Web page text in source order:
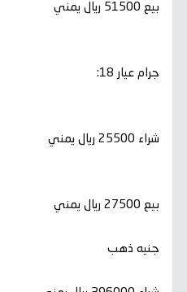
بيع 51500 ريال يمني
جرام عيار 18:
شراء 25500 ريال يمني
بيع 27500 ريال يمني
جنيه ذهب